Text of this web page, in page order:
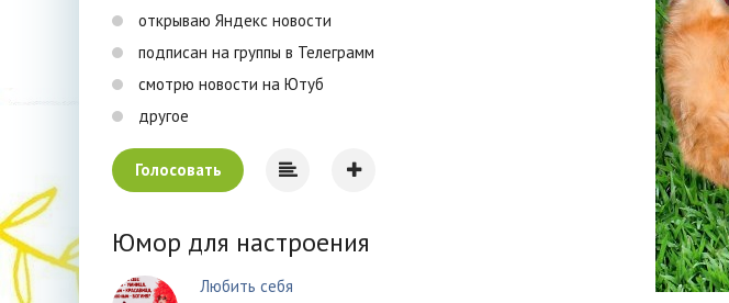
открываю Яндекс новости
подписан на группы в Телеграмм
смотрю новости на Ютуб
другое
Голосовать
Юмор для настроения
Любить себя